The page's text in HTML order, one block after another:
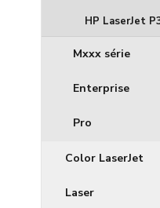
HP LaserJet
Mxxx série
Enterprise
Pro
Color LaserJet
Laser